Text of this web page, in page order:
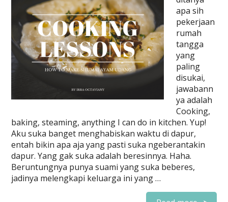
apa sih
pekerjaan
rumah
tangga
yang
paling
disukai,
jawabann
ya adalah
Cooking,
baking, steaming, anything I can do in kitchen. Yup!
Aku suka banget menghabiskan waktu di dapur,
entah bikin apa aja yang pasti suka ngeberantakin
dapur. Yang gak suka adalah beresinnya. Haha.
Beruntungnya punya suami yang suka beberes,
jadinya melengkapi keluarga ini yang …